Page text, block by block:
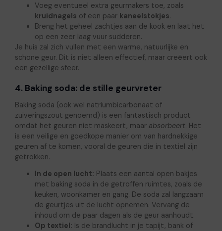
Voeg eventueel extra geurmakers toe, zoals
kruidnagels of een paar kaneelstokjes.
Breng het geheel zachtjes aan de kook en laat het
op een zeer laag vuur sudderen.
Je huis zal zich vullen met een warme, natuurlijke en
schone geur. Dit is niet alleen effectief, maar creëert ook
een gezellige sfeer.
4. Baking soda: de stille geurvreter
Baking soda (ook wel natriumbicarbonaat of
zuiveringszout genoemd) is een fantastisch product
omdat het geuren niet maskeert, maar absorbeert. Het
is een veilige en goedkope manier om van hardnekkige
geuren af te komen, vooral de geuren die in textiel zijn
getrokken.
In de open lucht: Plaats een aantal open bakjes
met baking soda in de getroffen ruimtes, zoals de
keuken, woonkamer en gang. De soda zal langzaam
de geurtjes uit de lucht opnemen. Vervang de
inhoud om de paar dagen als de geur aanhoudt.
Op textiel: Is de brandlucht in je tapijt, bank of